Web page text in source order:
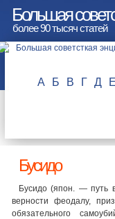
Большая
более 90 тысяч статей
А Б В Г Д Е
Бусидо
Бусидо (япон. — путь
верности феодалу,
обязательного